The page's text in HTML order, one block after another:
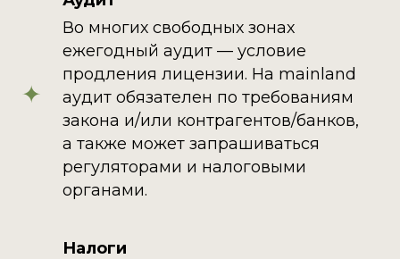
Во многих свободных зонах
ежегодный аудит — условие
продления лицензии. На mainland
аудит обязателен по требованиям
закона и/или контрагентов/банков,
а также может запрашиваться
регуляторами и налоговыми
органами.
Налоги